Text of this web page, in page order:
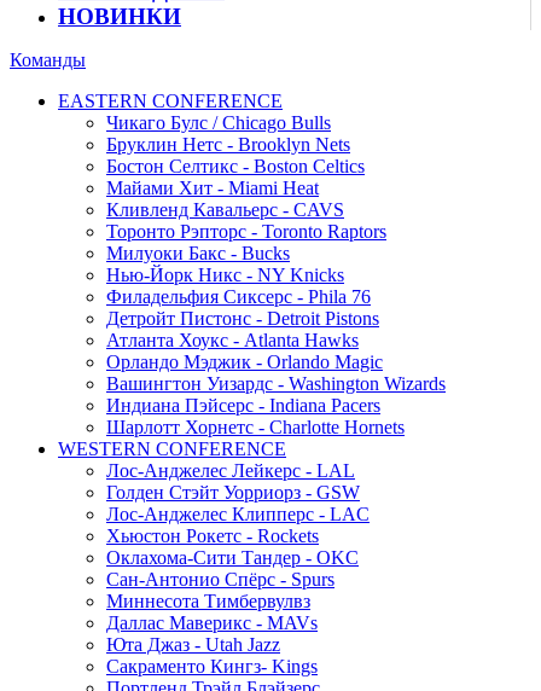
НОВИНКИ
Команды
EASTERN CONFERENCE
Чикаго Булс / Chicago Bulls
Бруклин Нетс - Brooklyn Nets
Бостон Селтикс - Boston Celtics
Майами Хит - Miami Heat
Кливленд Кавальерс - CAVS
Торонто Рэпторс - Toronto Raptors
Милуоки Бакс - Bucks
Нью-Йорк Никс - NY Knicks
Филадельфия Сиксерс - Phila 76
Детройт Пистонс - Detroit Pistons
Атланта Хоукс - Atlanta Hawks
Орландо Мэджик - Orlando Magic
Вашингтон Уизардс - Washington Wizards
Индиана Пэйсерс - Indiana Pacers
Шарлотт Хорнетс - Charlotte Hornets
WESTERN CONFERENCE
Лос-Анджелес Лейкерс - LAL
Голден Стэйт Уорриорз - GSW
Лос-Анджелес Клипперс - LAC
Хьюстон Рокетс - Rockets
Оклахома-Сити Тандер - OKC
Сан-Антонио Спёрс - Spurs
Миннесота Тимбервулвз
Даллас Маверикс - MAVs
Юта Джаз - Utah Jazz
Сакраменто Кингз- Kings